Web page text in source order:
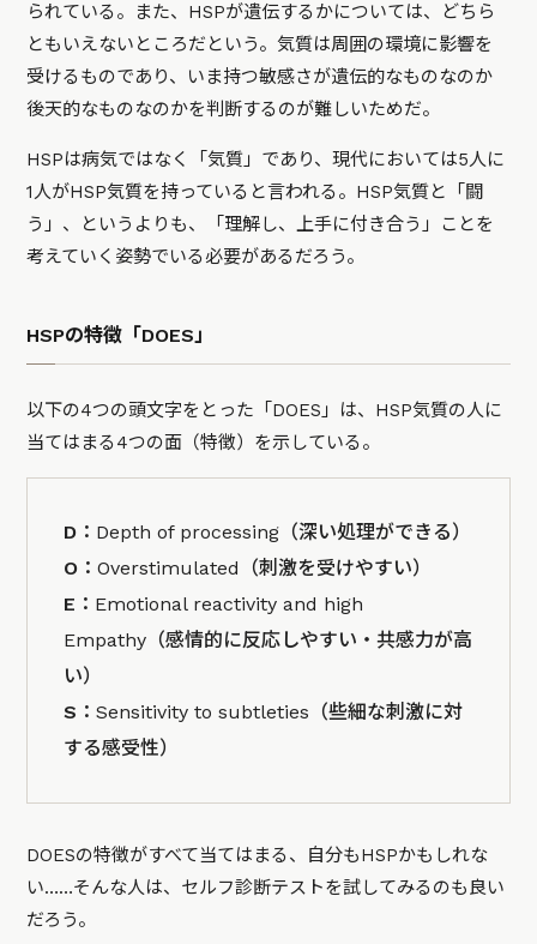
られている。また、HSPが遺伝するかについては、どちら
ともいえないところだという。気質は周囲の環境に影響を
受けるものであり、いま持つ敏感さが遺伝的なものなのか
後天的なものなのかを判断するのが難しいためだ。
HSPは病気ではなく「気質」であり、現代においては5人に
1人がHSP気質を持っていると言われる。HSP気質と「闘
う」、というよりも、「理解し、上手に付き合う」ことを
考えていく姿勢でいる必要があるだろう。
HSPの特徴「DOES」
以下の4つの頭文字をとった「DOES」は、HSP気質の人に
当てはまる4つの面（特徴）を示している。
D ：Depth of processing（深い処理ができる）
O ：Overstimulated（刺激を受けやすい）
E ：Emotional reactivity and high
Empathy（感情的に反応しやすい・共感力が高
い）
S ：Sensitivity to subtleties（些細な刺激に対
する感受性）
DOESの特徴がすべて当てはまる、自分もHSPかもしれな
い……そんな人は、セルフ診断テストを試してみるのも良い
だろう。